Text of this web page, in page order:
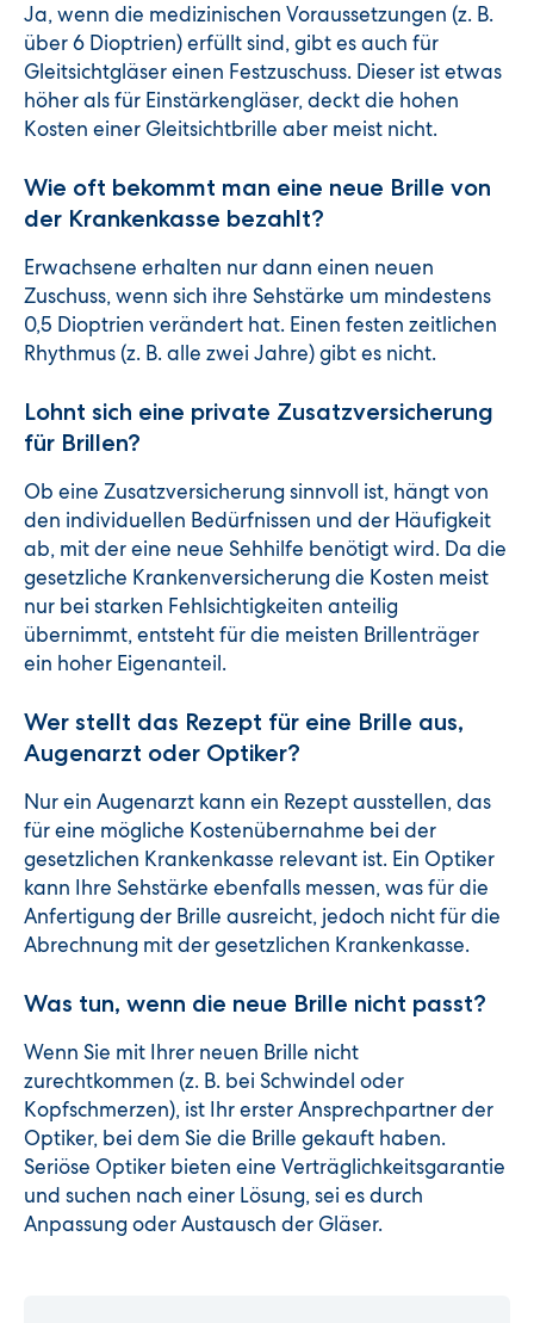
Ja, wenn die medizinischen Voraussetzungen (z. B.
über 6 Dioptrien) erfüllt sind, gibt es auch für
Gleitsichtgläser einen Festzuschuss. Dieser ist etwas
höher als für Einstärkengläser, deckt die hohen
Kosten einer Gleitsichtbrille aber meist nicht.
Wie oft bekommt man eine neue Brille von
der Krankenkasse bezahlt?
Erwachsene erhalten nur dann einen neuen
Zuschuss, wenn sich ihre Sehstärke um mindestens
0,5 Dioptrien verändert hat. Einen festen zeitlichen
Rhythmus (z. B. alle zwei Jahre) gibt es nicht.
Lohnt sich eine private Zusatzversicherung
für Brillen?
Ob eine Zusatzversicherung sinnvoll ist, hängt von
den individuellen Bedürfnissen und der Häufigkeit
ab, mit der eine neue Sehhilfe benötigt wird. Da die
gesetzliche Krankenversicherung die Kosten meist
nur bei starken Fehlsichtigkeiten anteilig
übernimmt, entsteht für die meisten Brillenträger
ein hoher Eigenanteil.
Wer stellt das Rezept für eine Brille aus,
Augenarzt oder Optiker?
Nur ein Augenarzt kann ein Rezept ausstellen, das
für eine mögliche Kostenübernahme bei der
gesetzlichen Krankenkasse relevant ist. Ein Optiker
kann Ihre Sehstärke ebenfalls messen, was für die
Anfertigung der Brille ausreicht, jedoch nicht für die
Abrechnung mit der gesetzlichen Krankenkasse.
Was tun, wenn die neue Brille nicht passt?
Wenn Sie mit Ihrer neuen Brille nicht
zurechtkommen (z. B. bei Schwindel oder
Kopfschmerzen), ist Ihr erster Ansprechpartner der
Optiker, bei dem Sie die Brille gekauft haben.
Seriöse Optiker bieten eine Verträglichkeitsgarantie
und suchen nach einer Lösung, sei es durch
Anpassung oder Austausch der Gläser.